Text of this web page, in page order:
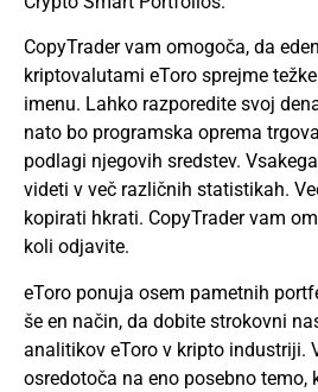
CopyTrader vam omogoča, da
kriptovalutami eToro sprejme
imenu. Lahko razporedite svoj
nato bo programska oprema
podlagi njegovih sredstev.
videti v več različnih statistikah.
kopirati hkrati. CopyTrader vam
koli odjavite.
eToro ponuja osem pametnih
še en način, da dobite strokovni
analitikov eToro v kripto industriji.
osredotoča na eno posebno temo,